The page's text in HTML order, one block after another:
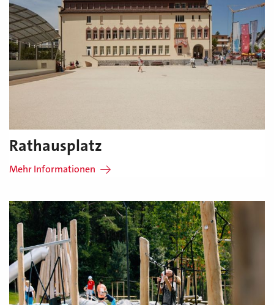
Rathausplatz
Mehr Informationen